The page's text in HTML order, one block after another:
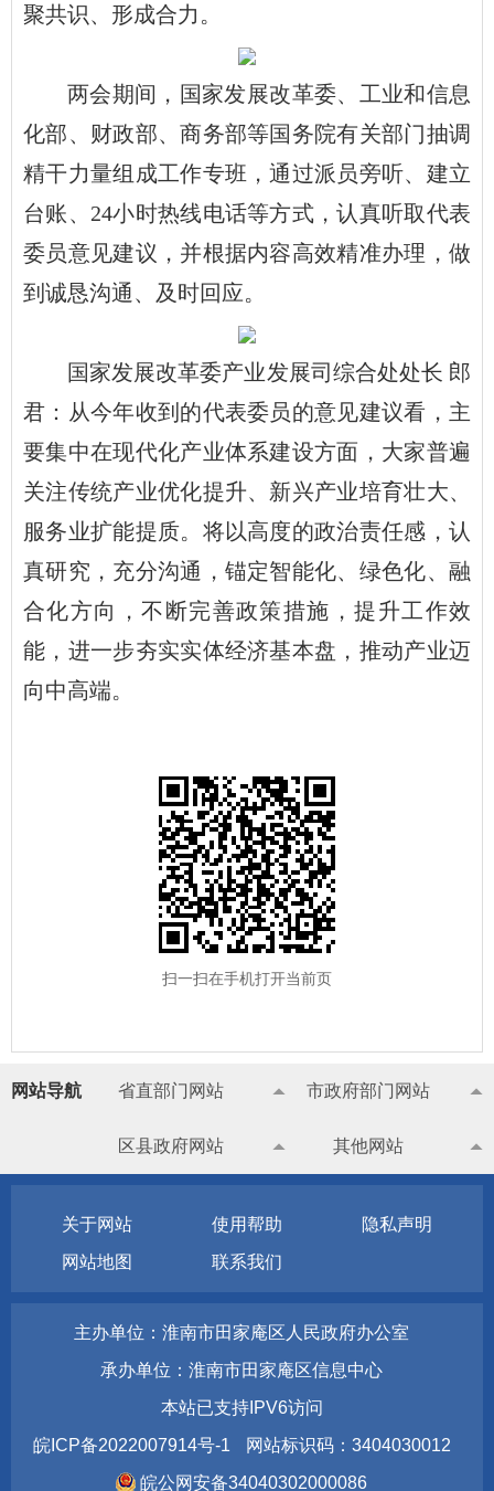
聚共识、形成合力。
两会期间，国家发展改革委、工业和信息
化部、财政部、商务部等国务院有关部门抽调
精干力量组成工作专班，通过派员旁听、建立
台账、24小时热线电话等方式，认真听取代表
委员意见建议，并根据内容高效精准办理，做
到诚恳沟通、及时回应。
国家发展改革委产业发展司综合处处长 郎
君：从今年收到的代表委员的意见建议看，主
要集中在现代化产业体系建设方面，大家普遍
关注传统产业优化提升、新兴产业培育壮大、
服务业扩能提质。将以高度的政治责任感，认
真研究，充分沟通，锚定智能化、绿色化、融
合化方向，不断完善政策措施，提升工作效
能，进一步夯实实体经济基本盘，推动产业迈
向中高端。
扫一扫在手机打开当前页
网站导航 省直部门网站 市政府部门网站
区县政府网站 其他网站
关于网站 使用帮助
隐私声明
网站地图
联系我们
主办单位：淮南市田家庵区人民政府办公室
承办单位：淮南市田家庵区信息中心
本站已支持IPV6访问
皖ICP备2022007914号-1
网站标识码：3404030012
皖公网安备34040302000086